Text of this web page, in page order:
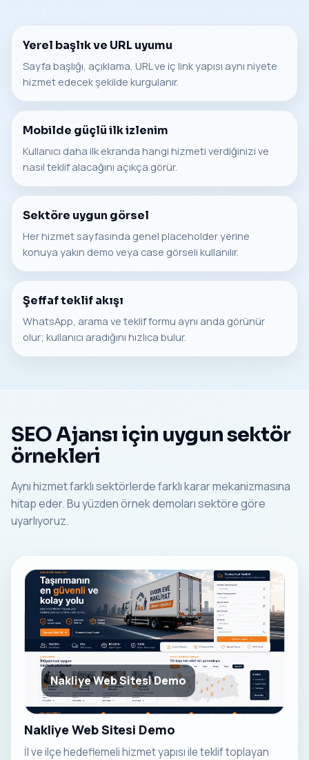
Yerel başlık ve URL uyumu
Sayfa başlığı, açıklama, URL ve iç link yapısı aynı niyete
hizmet edecek şekilde kurgulanır.
Mobilde güçlü ilk izlenim
Kullanıcı daha ilk ekranda hangi hizmeti verdiğinizi ve
nasıl teklif alacağını açıkça görür.
Sektöre uygun görsel
Her hizmet sayfasında genel placeholder yerine
konuya yakın demo veya case görseli kullanılır.
Şeffaf teklif akışı
WhatsApp, arama ve teklif formu aynı anda görünür
olur; kullanıcı aradığını hızlıca bulur.
SEO Ajansı için uygun sektör
örnekleri
Aynı hizmet farklı sektörlerde farklı karar mekanizmasına
hitap eder. Bu yüzden örnek demoları sektöre göre
uyarlıyoruz.
Nakliye Web Sitesi Demo
Nakliye Web Sitesi Demo
İl ve ilçe hedeflemeli hizmet yapısı ile teklif toplayan